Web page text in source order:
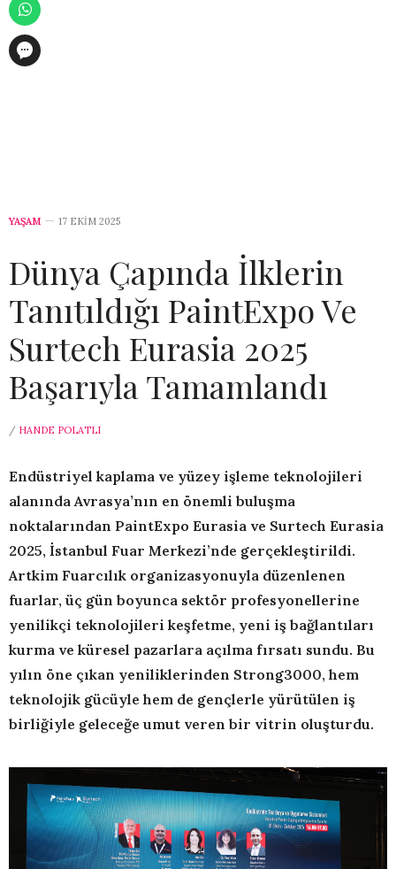
YAŞAM 17 EKIM 2025
Dünya Çapında İlklerin
Tanıtıldığı PaintExpo Ve
Surtech Eurasia 2025
Başarıyla Tamamlandı
/ HANDE POLATLI
Endüstriyel kaplama ve yüzey işleme teknolojileri
alanında Avrasya’nın en önemli buluşma
noktalarından PaintExpo Eurasia ve Surtech Eurasia
2025, İstanbul Fuar Merkezi’nde gerçekleştirildi.
Artkim Fuarcılık organizasyonuyla düzenlenen
fuarlar, üç gün boyunca sektör profesyonellerine
yenilikçi teknolojileri keşfetme, yeni iş bağlantıları
kurma ve küresel pazarlara açılma fırsatı sundu. Bu
yılın öne çıkan yeniliklerinden Strong3000, hem
teknolojik gücüyle hem de gençlerle yürütülen iş
birliğiyle geleceğe umut veren bir vitrin oluşturdu.